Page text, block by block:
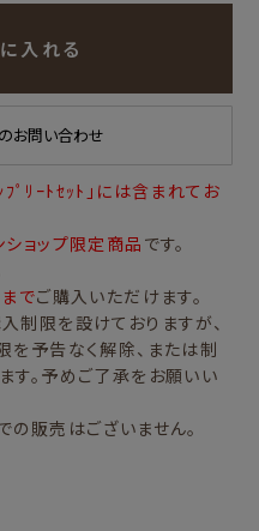
入れる
お問い合わせ
ﾟﾘｰﾄｾｯﾄ」には含まれてお
ョップ限定商品 です。
でご購入いただけます。
限を設けておりますが、
予告なく解除、または制
す。予めご了承をお願いい
販売はございません。